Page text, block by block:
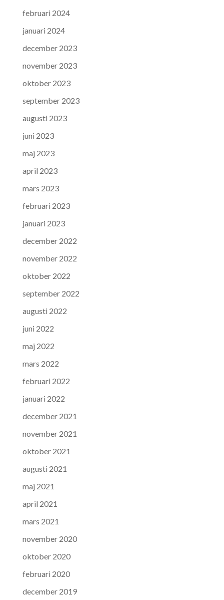
februari 2024
januari 2024
december 2023
november 2023
oktober 2023
september 2023
augusti 2023
juni 2023
maj 2023
april 2023
mars 2023
februari 2023
januari 2023
december 2022
november 2022
oktober 2022
september 2022
augusti 2022
juni 2022
maj 2022
mars 2022
februari 2022
januari 2022
december 2021
november 2021
oktober 2021
augusti 2021
maj 2021
april 2021
mars 2021
november 2020
oktober 2020
februari 2020
december 2019